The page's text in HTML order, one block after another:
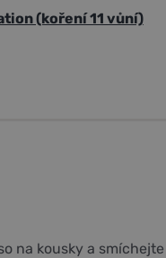
(koření 11 vůní)
na kousky a